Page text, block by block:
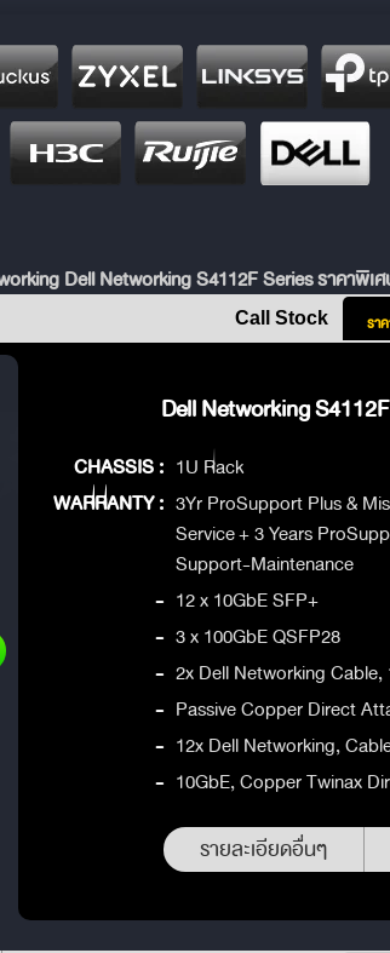
Dell Networking S4112F Series ราคาพิเ
รา
Call Stock
Dell Networking
CHASSIS : 1U Rack
WARRANTY : 3Yr ProSupport Plus &
Service + 3 Years
Support-Maintenance
- 12 x 10GbE SFP+
- 3 x 100GbE QSFP28
- 2x Dell Networking
- Passive Copper Direct
- 12x Dell Networking,
- 10GbE, Copper Twinax
รายละเอียดอื่นๆ